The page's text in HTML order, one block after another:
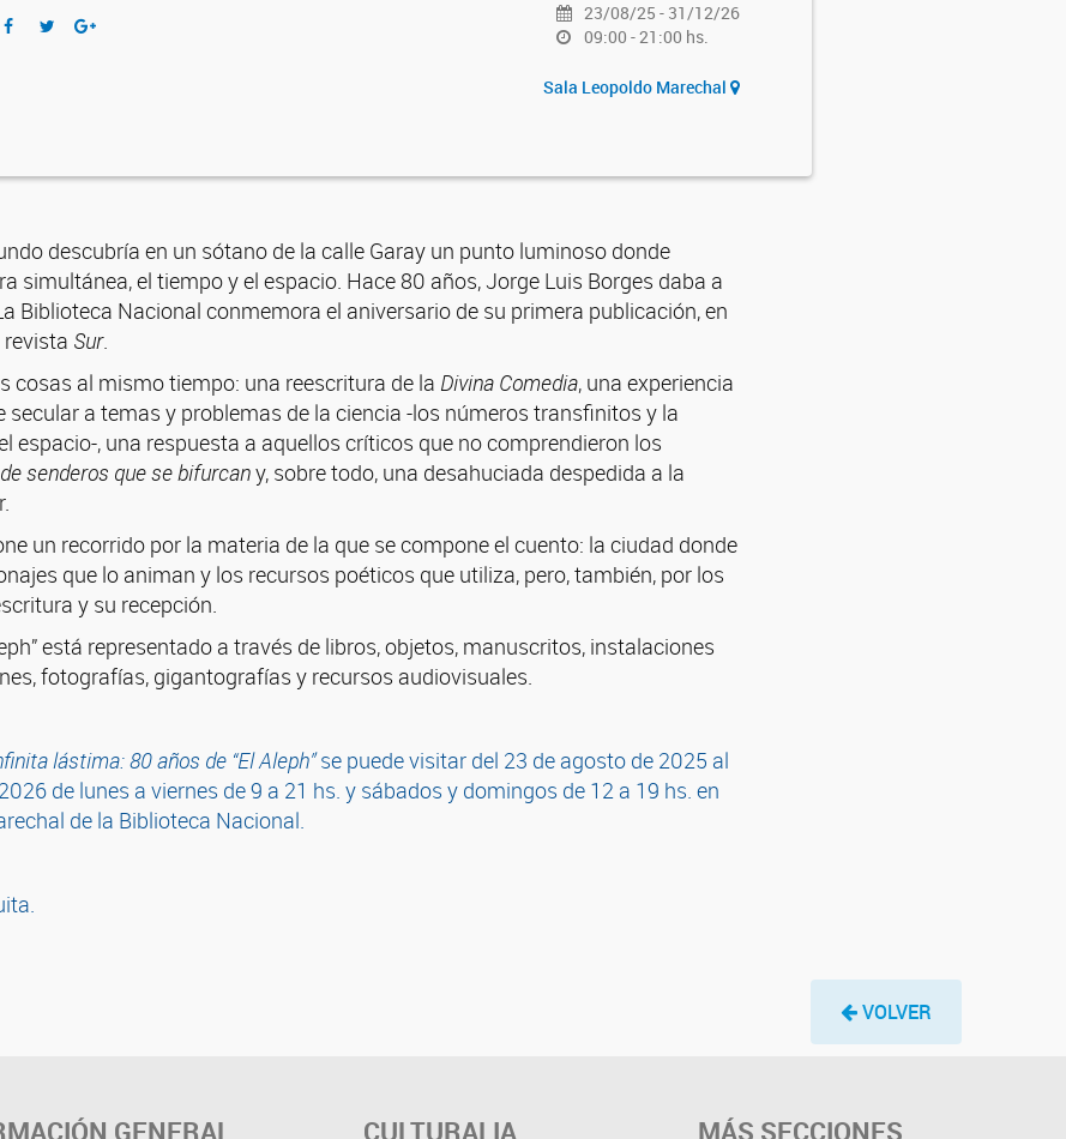
23/08/25 - 31/12/26
09:00 - 21:00 hs.
Sala Leopoldo Marechal
descubría en un sótano de la calle Garay un punto luminoso donde
simultánea, el tiempo y el espacio. Hace 80 años, Jorge Luis Borges daba a
Biblioteca Nacional conmemora el aniversario de su primera publicación, en
Sur.
cosas al mismo tiempo: una reescritura de la Divina Comedia, una experiencia
secular a temas y problemas de la ciencia -los números transfinitos y la
espacio-, una respuesta a aquellos críticos que no comprendieron los
senderos que se bifurcany, sobre todo, una desahuciada despedida a la
un recorrido por la materia de la que se compone el cuento: la ciudad donde
que lo animan y los recursos poéticos que utiliza, pero, también, por los
y su recepción.
está representado a través de libros, objetos, manuscritos, instalaciones
fotografías, gigantografías y recursos audiovisuales.
lástima: 80 años de “El Aleph”se puede visitar del 23 de agosto de 2025 al
de lunes a viernes de 9 a 21 hs. y sábados y domingos de 12 a 19 hs. en
de la Biblioteca Nacional.
VOLVER
GENERAL CULTURALIA MÁS SECCIONES